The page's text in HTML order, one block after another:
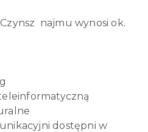
najmu wynosi ok.
dostępni w